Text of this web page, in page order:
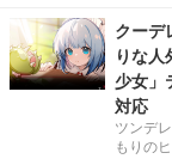
クーデ
りな
少女」
対応
ツンデ
もりの